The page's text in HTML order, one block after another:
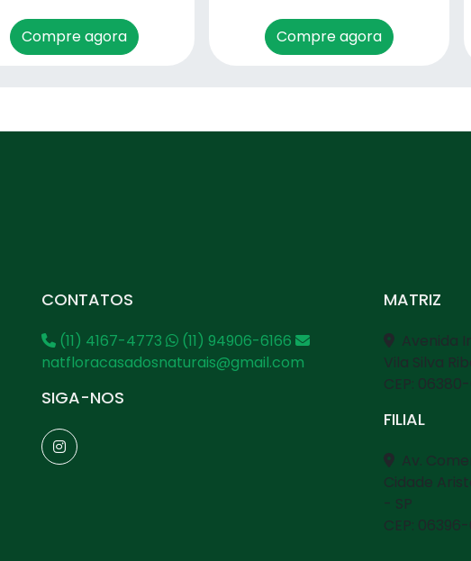
Compre agora Compre agora
CONTATOS
(11) 4167-4773
(11) 94906-6166
natfloracasadosnaturais@gmail.com
SIGA-NOS
MATRIZ
Avenida
Vila Silva
CEP: 06380-
FILIAL
Av.
Cidade
- SP
CEP: